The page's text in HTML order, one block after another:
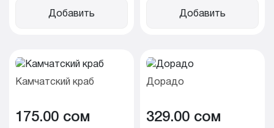
Добавить Добавить
Камчатский краб
175.00 cом
Дорадо
329.00 cом